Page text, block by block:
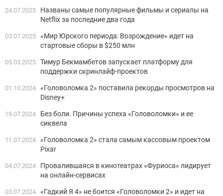
24.07.2025
Названы самые популярные фильмы и сериалы на
Netflix за последние два года
03.07.2025 «Мир Юрского периода: Возрождение» идет на
стартовые сборы в $250 млн
05.03.2025 Тимур Бекмамбетов запускает платформу для
поддержки скринлайф-проектов
01.10.2024 «Головоломка 2» поставила рекорды просмотров на
Disney+
19.07.2024
Без боли. Причины успеха «Головоломки» и ее
сиквела
11.07.2024 «Головоломка 2» стала самым кассовым проектом
Pixar
04.07.2024
Провалившаяся в кинотеатрах «Фуриоса» лидирует
на онлайн-сервисах
03.07.2024 «Гадкий Я 4» не боится «Головоломки 2» и идет на